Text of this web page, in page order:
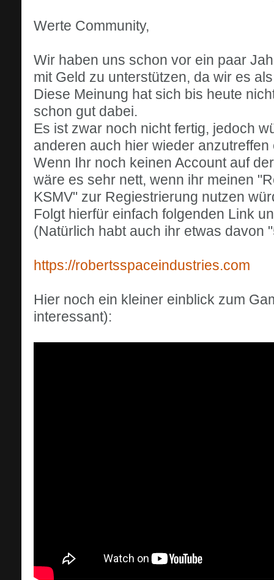
Werte Community,
Wir haben uns schon vor ein paar
mit Geld zu unterstützen, da wir es
Diese Meinung hat sich bis heute
schon gut dabei.
Es ist zwar noch nicht fertig, jedoch
anderen auch hier wieder
Wenn Ihr noch keinen Account auf
wäre es sehr nett, wenn ihr meinen
KSMV" zur Regiestrierung nutzen
Folgt hierfür einfach folgenden Link
(Natürlich habt auch ihr etwas davon
https://robertsspaceindustries.com
Hier noch ein kleiner einblick zum
interessant):